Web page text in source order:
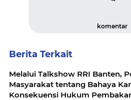
komentar
Berita Terkait
Melalui Talkshow RRI Banten,
Masyarakat tentang Bahaya
Konsekuensi Hukum